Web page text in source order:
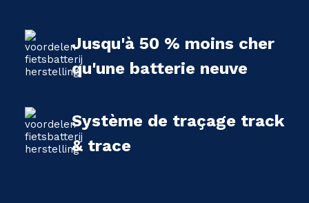
Jusqu'à 50 % moins cher
qu'une batterie neuve
Système de traçage track
& trace